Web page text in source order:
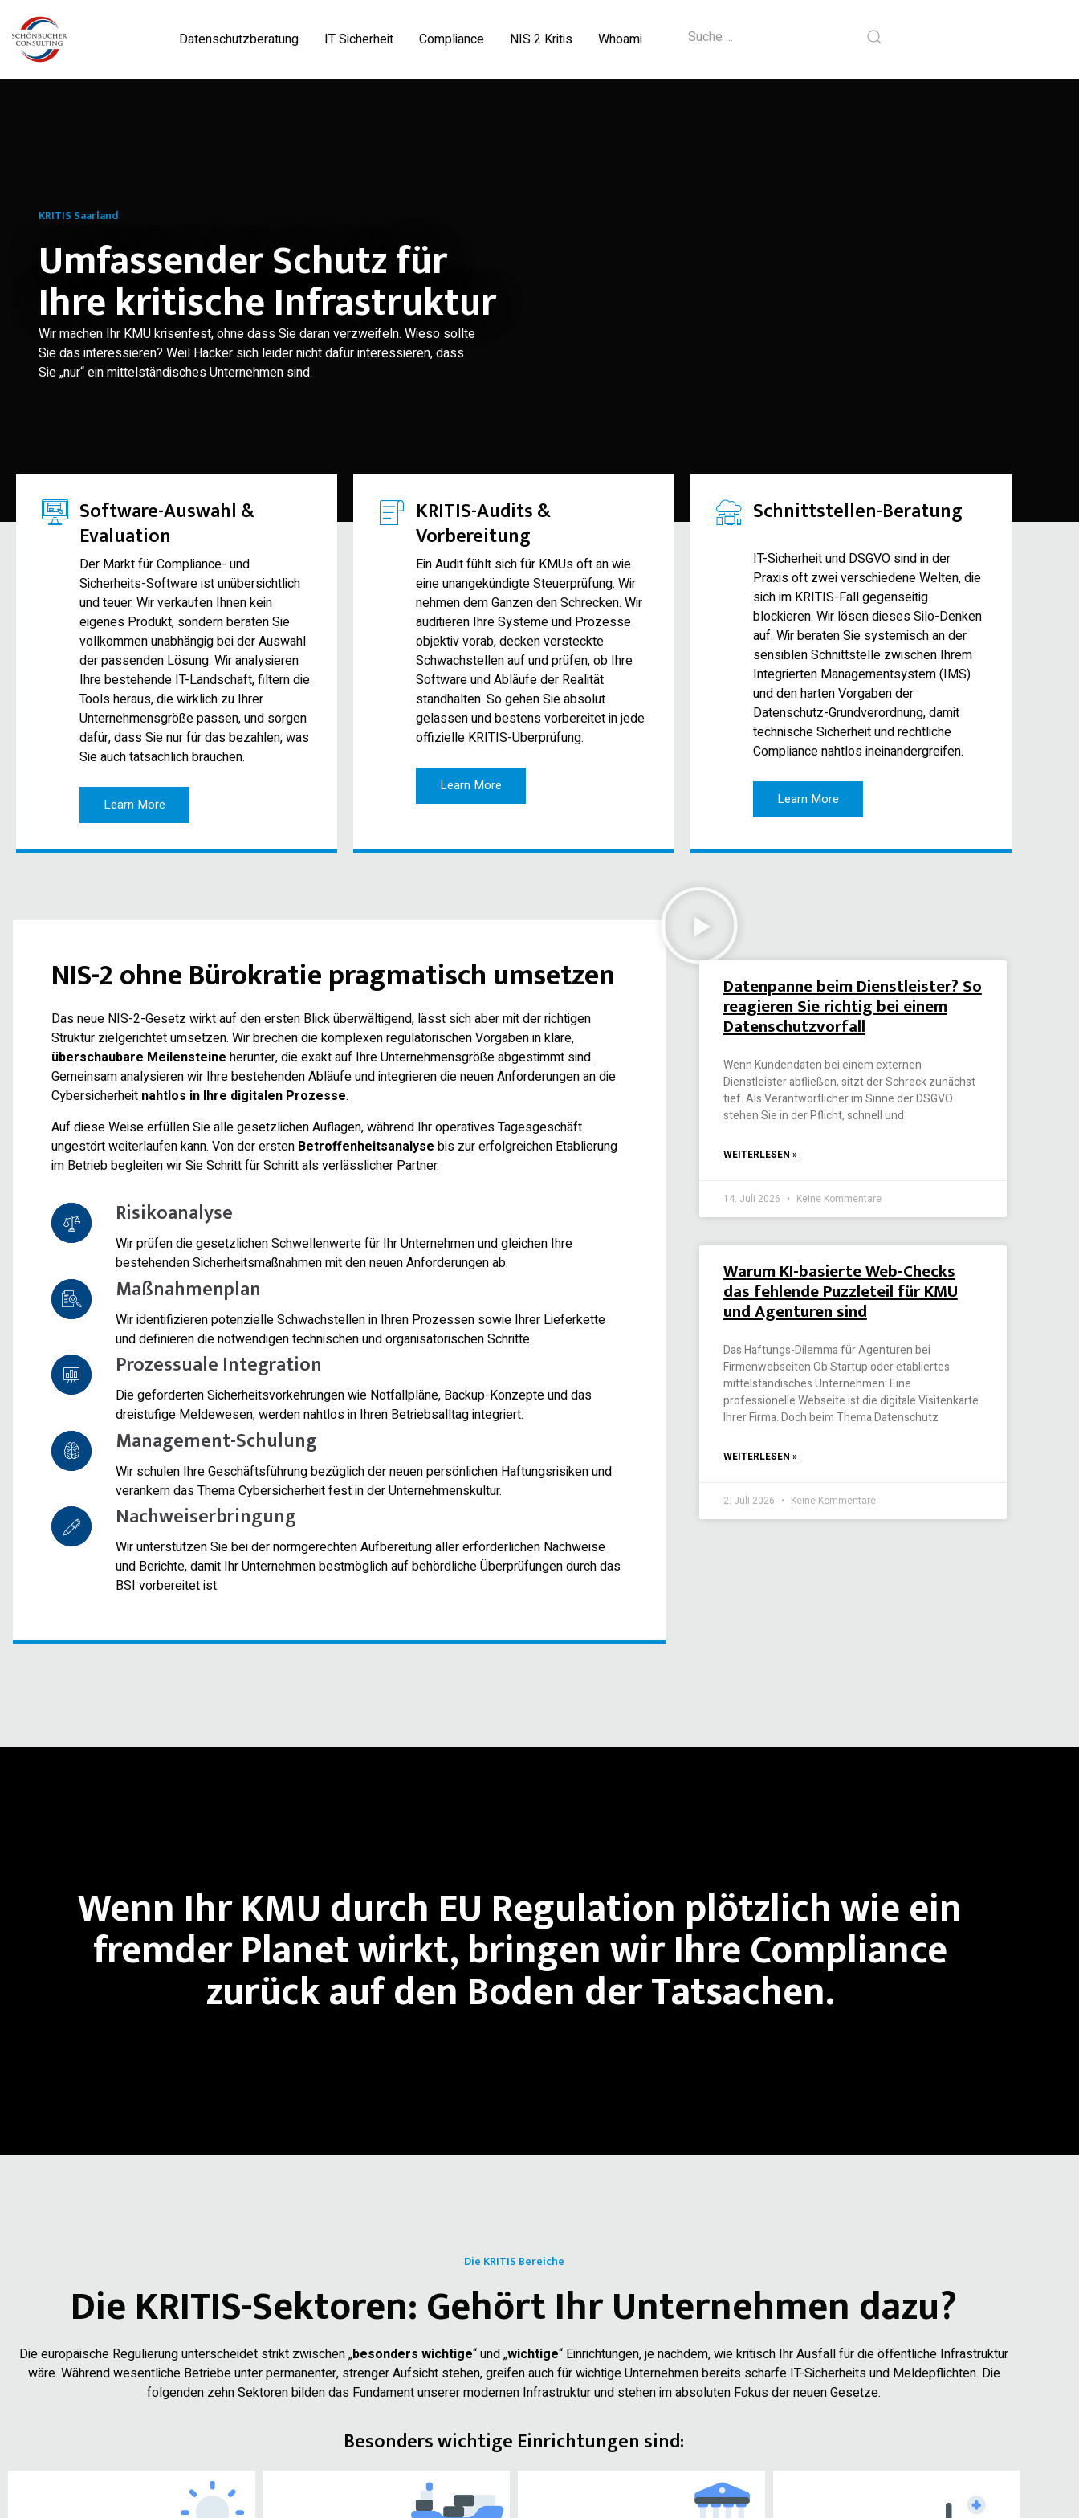
Datenschutzberatung IT Sicherheit Compliance NIS 2 Kritis Whoami
KRITIS Saarland
Umfassender Schutz für
Ihre kritische Infrastruktur
Wir machen Ihr KMU krisenfest, ohne dass Sie daran verzweifeln. Wieso sollte
Sie das interessieren? Weil Hacker sich leider nicht dafür interessieren, dass
Sie „nur“ ein mittelständisches Unternehmen sind.
Software-Auswahl &
Evaluation
Der Markt für Compliance- und
Sicherheits-Software ist unübersichtlich
und teuer. Wir verkaufen Ihnen kein
eigenes Produkt, sondern beraten Sie
vollkommen unabhängig bei der Auswahl
der passenden Lösung. Wir analysieren
Ihre bestehende IT-Landschaft, filtern die
Tools heraus, die wirklich zu Ihrer
Unternehmensgröße passen, und sorgen
dafür, dass Sie nur für das bezahlen, was
Sie auch tatsächlich brauchen.
Learn More
KRITIS-Audits &
Vorbereitung
Ein Audit fühlt sich für KMUs oft an wie
eine unangekündigte Steuerprüfung. Wir
nehmen dem Ganzen den Schrecken. Wir
auditieren Ihre Systeme und Prozesse
objektiv vorab, decken versteckte
Schwachstellen auf und prüfen, ob Ihre
Software und Abläufe der Realität
standhalten. So gehen Sie absolut
gelassen und bestens vorbereitet in jede
offizielle KRITIS-Überprüfung.
Learn More
Schnittstellen-Beratung
IT-Sicherheit und DSGVO sind in der
Praxis oft zwei verschiedene Welten, die
sich im KRITIS-Fall gegenseitig
blockieren. Wir lösen dieses Silo-Denken
auf. Wir beraten Sie systemisch an der
sensiblen Schnittstelle zwischen Ihrem
Integrierten Managementsystem (IMS)
und den harten Vorgaben der
Datenschutz-Grundverordnung, damit
technische Sicherheit und rechtliche
Compliance nahtlos ineinandergreifen.
Learn More
NIS-2 ohne Bürokratie pragmatisch umsetzen
Das neue NIS-2-Gesetz wirkt auf den ersten Blick überwältigend, lässt sich aber mit der richtigen
Struktur zielgerichtet umsetzen. Wir brechen die komplexen regulatorischen Vorgaben in klare,
überschaubare Meilensteine herunter, die exakt auf Ihre Unternehmensgröße abgestimmt sind.
Gemeinsam analysieren wir Ihre bestehenden Abläufe und integrieren die neuen Anforderungen an die
Cybersicherheit nahtlos in Ihre digitalen Prozesse.
Auf diese Weise erfüllen Sie alle gesetzlichen Auflagen, während Ihr operatives Tagesgeschäft
ungestört weiterlaufen kann. Von der ersten Betroffenheitsanalyse bis zur erfolgreichen Etablierung
im Betrieb begleiten wir Sie Schritt für Schritt als verlässlicher Partner.
Risikoanalyse
Wir prüfen die gesetzlichen Schwellenwerte für Ihr Unternehmen und gleichen Ihre
bestehenden Sicherheitsmaßnahmen mit den neuen Anforderungen ab.
Maßnahmenplan
Wir identifizieren potenzielle Schwachstellen in Ihren Prozessen sowie Ihrer Lieferkette
und definieren die notwendigen technischen und organisatorischen Schritte.
Prozessuale Integration
Die geforderten Sicherheitsvorkehrungen wie Notfallpläne, Backup-Konzepte und das
dreistufige Meldewesen, werden nahtlos in Ihren Betriebsalltag integriert.
Management-Schulung
Wir schulen Ihre Geschäftsführung bezüglich der neuen persönlichen Haftungsrisiken und
verankern das Thema Cybersicherheit fest in der Unternehmenskultur.
Nachweiserbringung
Wir unterstützen Sie bei der normgerechten Aufbereitung aller erforderlichen Nachweise
und Berichte, damit Ihr Unternehmen bestmöglich auf behördliche Überprüfungen durch das
BSI vorbereitet ist.
Datenpanne beim Dienstleister? So
reagieren Sie richtig bei einem
Datenschutzvorfall
Wenn Kundendaten bei einem externen
Dienstleister abfließen, sitzt der Schreck zunächst
tief. Als Verantwortlicher im Sinne der DSGVO
stehen Sie in der Pflicht, schnell und
WEITERLESEN »
14. Juli 2026 Keine Kommentare
Warum KI-basierte Web-Checks
das fehlende Puzzleteil für KMU
und Agenturen sind
Das Haftungs-Dilemma für Agenturen bei
Firmenwebseiten Ob Startup oder etabliertes
mittelständisches Unternehmen: Eine
professionelle Webseite ist die digitale Visitenkarte
Ihrer Firma. Doch beim Thema Datenschutz
WEITERLESEN »
2. Juli 2026 Keine Kommentare
Wenn Ihr KMU durch EU Regulation plötzlich wie ein
fremder Planet wirkt, bringen wir Ihre Compliance
zurück auf den Boden der Tatsachen.
Die KRITIS Bereiche
Die KRITIS-Sektoren: Gehört Ihr Unternehmen dazu?
Die europäische Regulierung unterscheidet strikt zwischen „besonders wichtige“ und „wichtige“ Einrichtungen, je nachdem, wie kritisch Ihr Ausfall für die öffentliche Infrastruktur
wäre. Während wesentliche Betriebe unter permanenter, strenger Aufsicht stehen, greifen auch für wichtige Unternehmen bereits scharfe IT-Sicherheits und Meldepflichten. Die
folgenden zehn Sektoren bilden das Fundament unserer modernen Infrastruktur und stehen im absoluten Fokus der neuen Gesetze.
Besonders wichtige Einrichtungen sind: